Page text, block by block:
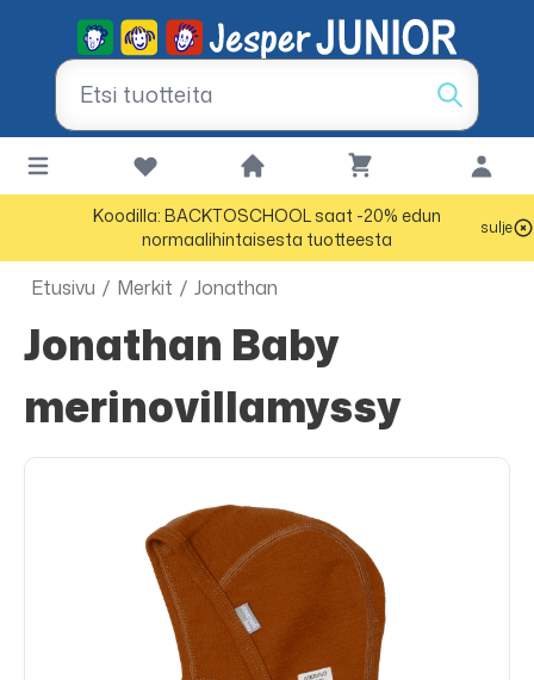
Koodilla: BACKTOSCHOOL saat -20% edun
normaalihintaisesta tuotteesta
sulje
Etusivu / Merkit / Jonathan
Jonathan Baby
merinovillamyssy